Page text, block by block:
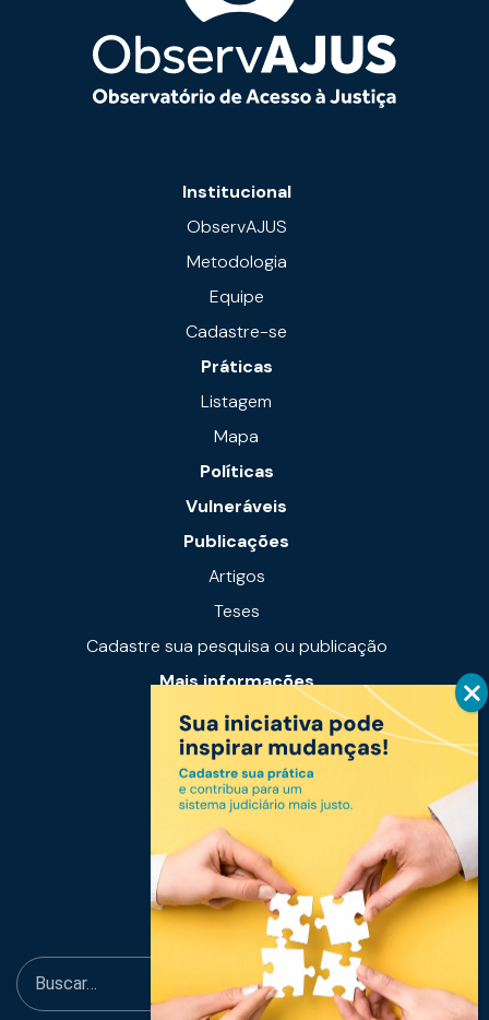
Institucional
ObservAJUS
Metodologia
Equipe
Cadastre-se
Práticas
Listagem
Mapa
Políticas
Vulneráveis
Publicações
Artigos
Teses
Cadastre sua pesquisa ou publicação
Mais informações
Notícias
Links úteis
Fale conosco